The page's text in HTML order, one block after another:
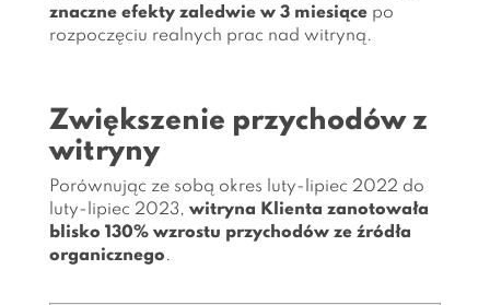
znaczne efekty zaledwie w 3 miesiące po
rozpoczęciu realnych prac nad witryną.
Zwiększenie przychodów z
witryny
Porównując ze sobą okres luty-lipiec 2022 do
luty-lipiec 2023, witryna Klienta zanotowała
blisko 130% wzrostu przychodów ze źródła
organicznego.